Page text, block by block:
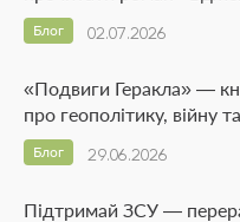
02.07.2026
Блог
«Подвиги Геракла» —
про геополітику, війну
29.06.2026
Блог
Підтримай ЗСУ —